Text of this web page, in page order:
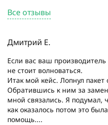
Все отзывы
Дмитрий Е.
Если вас ваш
не стоит волноваться.
Итак мой кейс. Лопнул
Обратившись к ним за
мной связались. Я подумал,
как оказалось потом это
помощь....